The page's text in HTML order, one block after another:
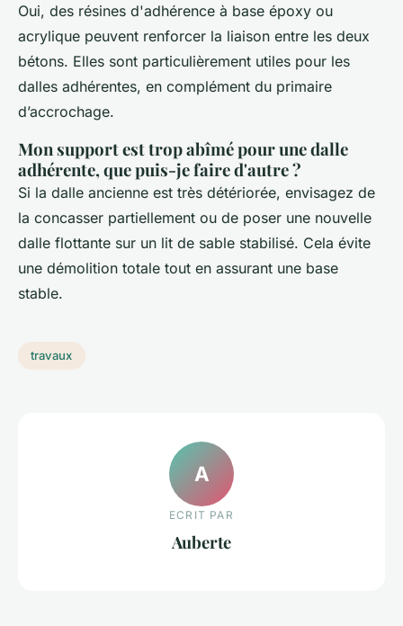
Oui, des résines d'adhérence à base époxy ou
acrylique peuvent renforcer la liaison entre les deux
bétons. Elles sont particulièrement utiles pour les
dalles adhérentes, en complément du primaire
d’accrochage.
Mon support est trop abîmé pour une dalle
adhérente, que puis-je faire d'autre ?
Si la dalle ancienne est très détériorée, envisagez de
la concasser partiellement ou de poser une nouvelle
dalle flottante sur un lit de sable stabilisé. Cela évite
une démolition totale tout en assurant une base
stable.
travaux
A
ECRIT PAR
Auberte